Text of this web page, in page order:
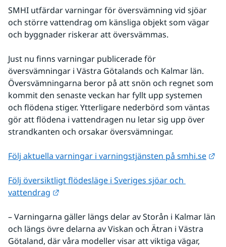
SMHI utfärdar varningar för översvämning vid sjöar
och större vattendrag om känsliga objekt som vägar
och byggnader riskerar att översvämmas.
Just nu finns varningar publicerade för
översvämningar i Västra Götalands och Kalmar län.
Översvämningarna beror på att snön och regnet som
kommit den senaste veckan har fyllt upp systemen
och flödena stiger. Ytterligare nederbörd som väntas
gör att flödena i vattendragen nu letar sig upp över
strandkanten och orsakar översvämningar.
Följ aktuella varningar i varningstjänsten på smhi.se
Följ översiktligt flödesläge i Sveriges sjöar och
vattendrag
– Varningarna gäller längs delar av Storån i Kalmar län
och längs övre delarna av Viskan och Ätran i Västra
Götaland, där våra modeller visar att viktiga vägar,